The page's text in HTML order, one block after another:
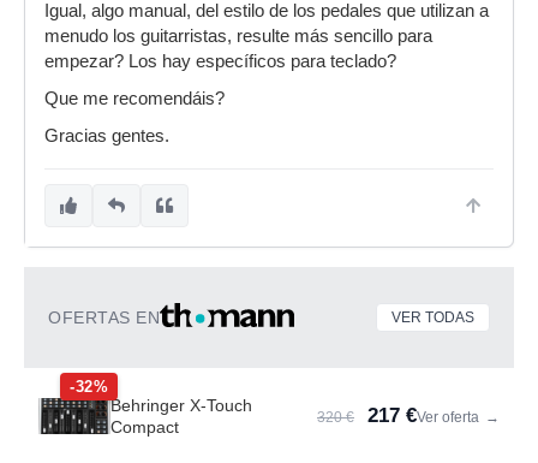
Igual, algo manual, del estilo de los pedales que utilizan a
menudo los guitarristas, resulte más sencillo para
empezar? Los hay específicos para teclado?
Que me recomendáis?
Gracias gentes.
OFERTAS EN VER TODAS
-32%
Behringer X-Touch
Compact
320 € 217 €Ver oferta →